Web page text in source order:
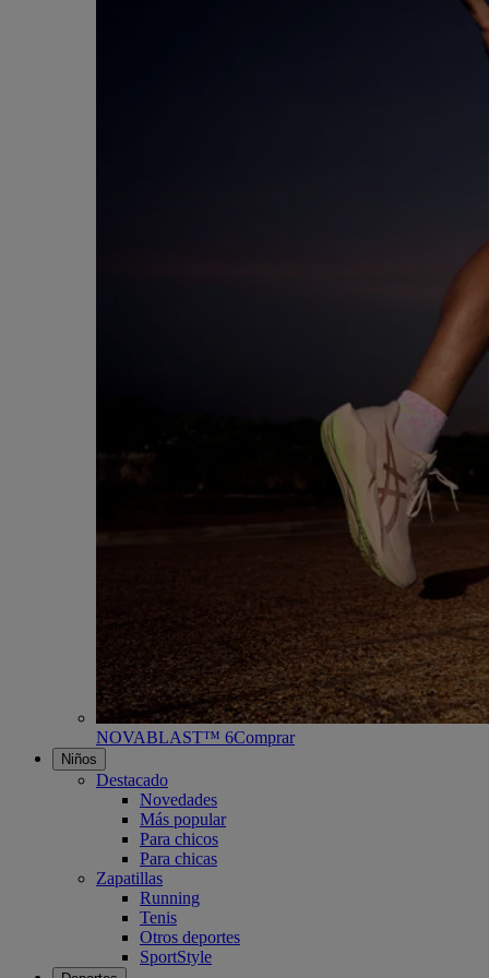
NOVABLAST™ 6Comprar
Niños
Destacado
Novedades
Más popular
Para chicos
Para chicas
Zapatillas
Running
Tenis
Otros deportes
SportStyle